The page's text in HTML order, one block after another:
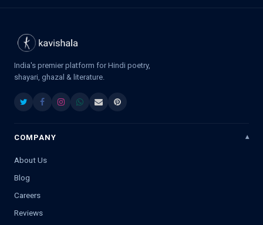
India's premier platform for Hindi poetry,
shayari, ghazal & literature.
COMPANY
About Us
Blog
Careers
Reviews